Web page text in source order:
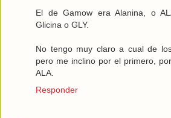
El de Gamow era Alanina, o
Glicina o GLY.
No tengo muy claro a cual de
pero me inclino por el primero,
ALA
Responder